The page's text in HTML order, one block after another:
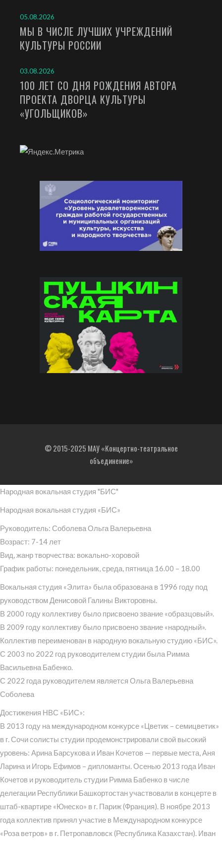
05.08.2026
МЫ В ЧИСЛЕ ЛУЧШИХ УЧРЕЖДЕНИЙ
КУЛЬТУРЫ РОССИИ
03.08.2026
100 ЛЕТ СО ДНЯ РОЖДЕНИЯ АВТОРА
ПРОЕКТА ДВОРЦА КУЛЬТУРЫ
«УГОЛЬЩИКОВ»
© 2015-2025 МАУ «Концертно-театральное
объединение»
Народная вокальная студия "БИС"
Народная вокальная студия «БИС»
Руководитель: Соболева Ольга Валерьевна
Возраст: 7-14 лет
Вид, жанр творчества: вокально-хоровой
График работы: понедельник, среда, пятница 16.00 – 18.00
Вокальная студия «Элита» была образована в 1996 году под
руководством Денисовой Галины Викторовны.
В 2000 году коллективу было присвоено звание «образцовый».
В 2009 году коллективу было присвоено звание «народный».
Коллектив переименован в народную вокальную студию «БИС».
С 2003 по 2022 год руководителем студии была Римма
Васильевна Бабенко.
С 2022 года руководителем является Ольга Валерьевна
Соболева
Достижения НВС «БИС»:
В 2013 году на международном конкурсе «Цветик – семицветик»
в г. Сочи солисты студии продемонстрировали свой высокий
уровень: Арина Барсукова и Иван Кочетов — первые места, Аня
Ларина и Игорь Ефимов – дипломанты. Осенью 2013 года Иван
Кочетов и руководитель студии Римма Бабенко в числе
делегации Республики Башкортостан участвовали в концерте в
штаб-квартире «Юнеско» в г. Париж (Франция). В ноябре 2013
года коллектив принял участие в Международном конкурсе
«Роза ветров» в г. Петропавловск (Республика Казахстан). Иван